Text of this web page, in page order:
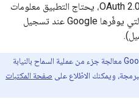
لطلب الدخول باستخدام بروتوكول OAuth 2.0، يحتاج التطبيق معلومات
عن النطاق، بالإضافة إلى المعلومات التي يوفّرها Google عند تسجيل
يمكن لمكتبات عملاء Google APIs معالجة جزء من عملية السماح بالنيابة
ويمكنك الاطّلاع على صفحة المكتبات